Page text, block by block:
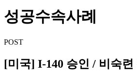
성공수속사례
POST
[미국] I-140 승인 / 비숙련